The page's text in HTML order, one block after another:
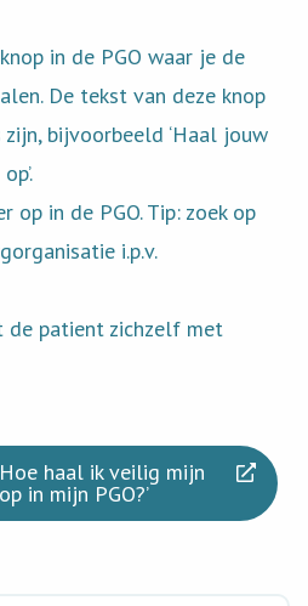
in de PGO waar je de
De tekst van deze knop
zijn, bijvoorbeeld ‘Haal jouw
op in de PGO. Tip: zoek op
i.p.v.
de patient zichzelf met
haal ik veilig mijn
in mijn PGO?’